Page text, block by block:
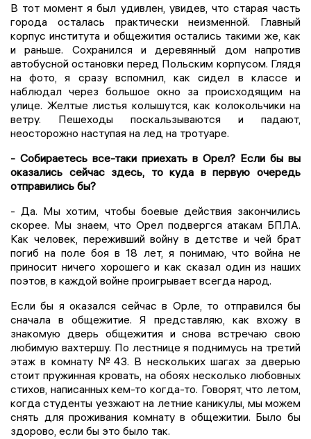
В тот момент я был удивлен, увидев, что старая часть
города осталась практически неизменной. Главный
корпус института и общежития остались такими же, как
и раньше. Сохранился и деревянный дом напротив
автобусной остановки перед Польским корпусом. Глядя
на фото, я сразу вспомнил, как сидел в классе и
наблюдал через большое окно за происходящим на
улице. Желтые листья колышутся, как колокольчики на
ветру. Пешеходы поскальзываются и падают,
неосторожно наступая на лед на тротуаре.
- Собираетесь все-таки приехать в Орел? Если бы вы
оказались сейчас здесь, то куда в первую очередь
отправились бы?
- Да. Мы хотим, чтобы боевые действия закончились
скорее. Мы знаем, что Орел подвергся атакам БПЛА.
Как человек, переживший войну в детстве и чей брат
погиб на поле боя в 18 лет, я понимаю, что война не
приносит ничего хорошего и как сказал один из наших
поэтов, в каждой войне проигрывает всегда народ.
Если бы я оказался сейчас в Орле, то отправился бы
сначала в общежитие. Я представляю, как вхожу в
знакомую дверь общежития и снова встречаю свою
любимую вахтершу. По лестнице я поднимусь на третий
этаж в комнату №43. В нескольких шагах за дверью
стоит пружинная кровать, на обоях несколько любовных
стихов, написанных кем-то когда-то. Говорят, что летом,
когда студенты уезжают на летние каникулы, мы можем
снять для проживания комнату в общежитии. Было бы
здорово, если бы это было так.